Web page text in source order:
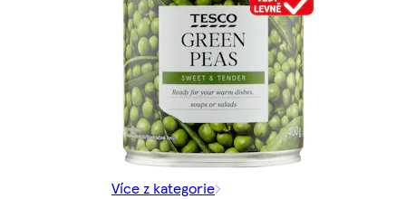
Více z kategorie